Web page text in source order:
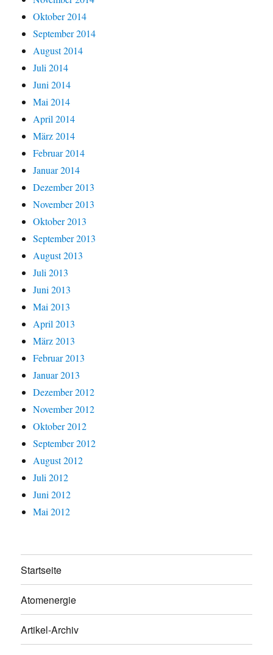
Oktober 2014
September 2014
August 2014
Juli 2014
Juni 2014
Mai 2014
April 2014
März 2014
Februar 2014
Januar 2014
Dezember 2013
November 2013
Oktober 2013
September 2013
August 2013
Juli 2013
Juni 2013
Mai 2013
April 2013
März 2013
Februar 2013
Januar 2013
Dezember 2012
November 2012
Oktober 2012
September 2012
August 2012
Juli 2012
Juni 2012
Mai 2012
Startseite
Atomenergie
Artikel-Archiv